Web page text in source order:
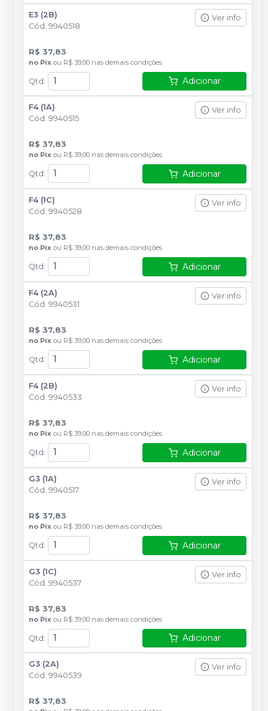
E3 (2B)
Cód. 9940518
Ver info
R$ 37,83
no Pix ou R$ 39,00 nas demais condições
Qtd: Adicionar
F4 (1A)
Cód. 9940515
Ver info
R$ 37,83
no Pix ou R$ 39,00 nas demais condições
Qtd : Adicionar
F4 (1C)
Cód. 9940528
Ver info
R$ 37,83
no Pix ou R$ 39,00 nas demais condições
Qtd : Adicionar
F4 (2A)
Cód. 9940531
Ver info
R$ 37,83
no Pix ou R$ 39,00 nas demais condições
Qtd : Adicionar
F4 (2B)
Cód. 9940533
Ver info
R$ 37,83
no Pix ou R$ 39,00 nas demais condições
Qtd : Adicionar
G3 (1A)
Cód. 9940517
Ver info
R$ 37,83
no Pix ou R$ 39,00 nas demais condições
Qtd: Adicionar
G3 (1C)
Cód. 9940537
Ver info
R$ 37,83
no Pix ou R$ 39,00 nas demais condições
Qtd: Adicionar
G3 (2A)
Cód. 9940539
Ver info
R$ 37,83